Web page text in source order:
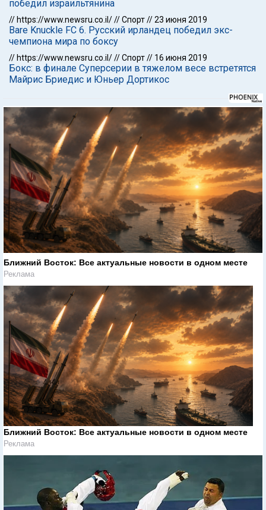
победил израильтянина
// https://www.newsru.co.il///Спорт//23 июня 2019
Bare Knuckle FC 6. Русский ирландец победил экс-
чемпиона мира по боксу
// https://www.newsru.co.il///Спорт// 16 июня 2019
Бокс: в финале Суперсерии в тяжелом весе встретятся
Майрис Бриедис и Юньер Дортикос
Ближний Восток: Все актуальные новости в одном месте
Реклама
Ближний Восток: Все актуальные новости в одном месте
Реклама